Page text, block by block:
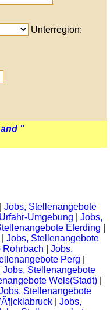
Unterregion:
"
Jobs, Stellenangebote
Umgebung
Jobs,
Eferding
Jobs, Stellenangebote
Rohrbach
Jobs,
Perg
Jobs, Stellenangebote
Wels(Stadt)
Stellenangebote
Jobs,